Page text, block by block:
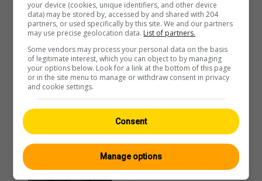
Balm bei Günsberg
Balzers › Nordosten: Burg
Gutenberg
Balzers › Westen: Gonzen
your device (cookies, unique identifiers, and other device
data) may be stored by, accessed by and shared with 204
partners, or used specifically by this site. We and our partners
may use precise geolocation data. List of partners.
Some vendors may process your personal data on the basis
of legitimate interest, which you can object to by managing
your options below. Look for a link at the bottom of this page
or in the site menu to manage or withdraw consent in privacy
and cookie settings.
Consent
Manage options